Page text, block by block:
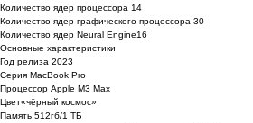
Количество ядер процессора 14
Количество ядер графического процессора 30
Количество ядер Neural Engine16
Основные характеристики
Год релиза 2023
Серия MacBook Pro
Процессор Apple M3 Max
Цвет«чёрный космос»
Память 512гб/1 ТБ